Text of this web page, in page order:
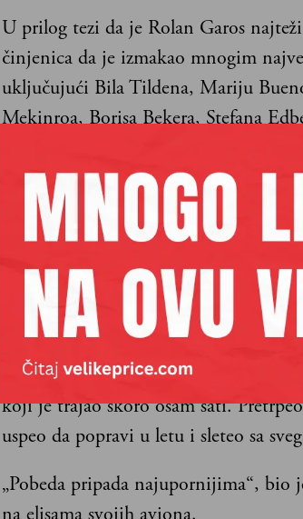
U prilog tezi da je Rolan Garos
činjenica da je izmakao mnogim
uključujući Bila Tildena, Mariju
Mekinroa, Borisa Bekera, Stefana
San jednog avijatičara
Ne zna se koje je veće ime od svih
sa Ajfelovom kulom u pozadini, ali
poznat nije dobila ime ni po
Garos je u to vreme bio zvezda
Južne Amerike. Bio je prvi u istoriji
koji je trajao skoro osam sati.
uspeo da popravi u letu i sleteo sa
„Pobeda pripada najupornijima“,